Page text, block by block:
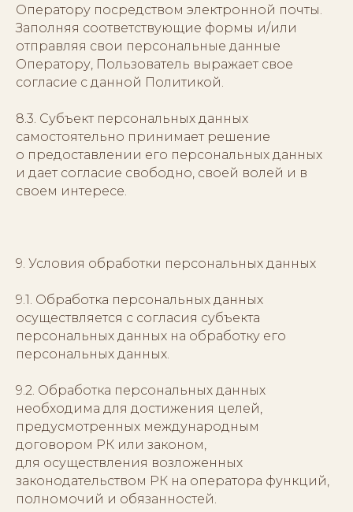
Оператору посредством электронной почты.
Заполняя соответствующие формы и/или
отправляя свои персональные данные
Оператору, Пользователь выражает свое
согласие с данной Политикой.
8.3. Субъект персональных данных
самостоятельно принимает решение
о предоставлении его персональных данных
и дает согласие свободно, своей волей и в
своем интересе.
9. Условия обработки персональных данных
9.1. Обработка персональных данных
осуществляется с согласия субъекта
персональных данных на обработку его
персональных данных.
9.2. Обработка персональных данных
необходима для достижения целей,
предусмотренных международным
договором РК или законом,
для осуществления возложенных
законодательством РК на оператора функций,
полномочий и обязанностей.